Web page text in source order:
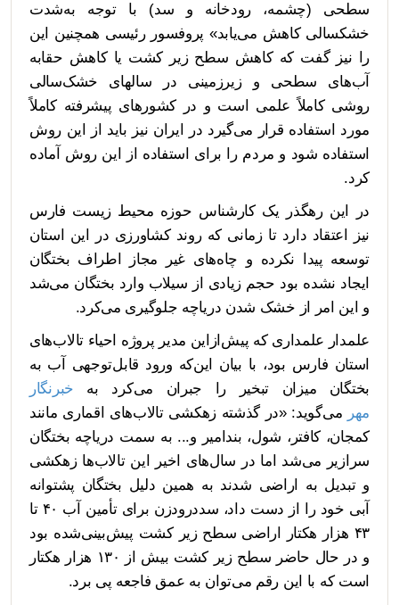
سطحی (چشمه، رودخانه و سد) با توجه به‌شدت
خشکسالی کاهش می‌یابد» پروفسور رئیسی همچنین این
را نیز گفت که کاهش سطح زیر کشت یا کاهش حقابه
آب‌های سطحی و زیرزمینی در سالهای خشک‌سالی
روشی کاملاً علمی است و در کشورهای پیشرفته کاملاً
مورد استفاده قرار می‌گیرد در ایران نیز باید از این روش
استفاده شود و مردم را برای استفاده از این روش آماده
کرد.
در این رهگذر یک کارشناس حوزه محیط زیست فارس
نیز اعتقاد دارد تا زمانی که روند کشاورزی در این استان
توسعه پیدا نکرده و چاه‌های غیر مجاز اطراف بختگان
ایجاد نشده بود حجم زیادی از سیلاب وارد بختگان می‌شد
و این امر از خشک شدن دریاچه جلوگیری می‌کرد.
علمدار علمداری که پیش‌ازاین مدیر پروژه احیاء تالاب‌های
استان فارس بود، با بیان این‌که ورود قابل‌توجهی آب به
بختگان میزان تبخیر را جبران می‌کرد به خبرنگار
مهر می‌گوید: «در گذشته زهکشی تالاب‌های اقماری مانند
کمجان، کافتر، شول، بندامیر و... به سمت دریاچه بختگان
سرازیر می‌شد اما در سال‌های اخیر این تالاب‌ها زهکشی
و تبدیل به اراضی شدند به همین دلیل بختگان پشتوانه
آبی خود را از دست داد، سددرودزن برای تأمین آب ۴۰ تا
۴۳ هزار هکتار اراضی سطح زیر کشت پیش‌بینی‌شده بود
و در حال حاضر سطح زیر کشت بیش از ۱۳۰ هزار هکتار
است که با این رقم می‌توان به عمق فاجعه پی برد.